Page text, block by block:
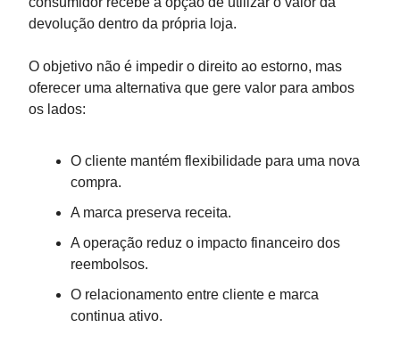
devolução dentro da própria loja.
O objetivo não é impedir o direito ao estorno, mas
oferecer uma alternativa que gere valor para ambos
os lados:
O cliente mantém flexibilidade para uma nova
compra.
A marca preserva receita.
A operação reduz o impacto financeiro dos
reembolsos.
O relacionamento entre cliente e marca
continua ativo.